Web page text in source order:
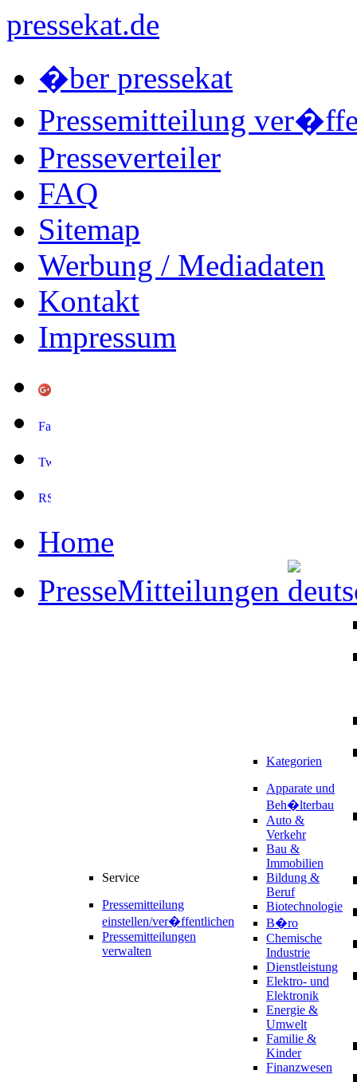
pressekat.de
�ber pressekat
Pressemitteilung
Presseverteiler
FAQ
Sitemap
Werbung / Mediadaten
Kontakt
Impressum
Home
PresseMitteilungen
Service
Pressemitteilung
einstellen/ver�ffentlichen
Pressemitteilungen
verwalten
Kategorien
Apparate und
Beh�lterbau
Auto &
Verkehr
Bau &
Immobilien
Bildung &
Beruf
Biotechnologie
B�ro
Chemische
Industrie
Dienstleistung
Elektro- und
Elektronik
Energie &
Umwelt
Familie &
Kinder
Finanzwesen